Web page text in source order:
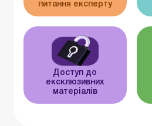
питання експерту
Доступ до
ексклюзивних
матеріалів